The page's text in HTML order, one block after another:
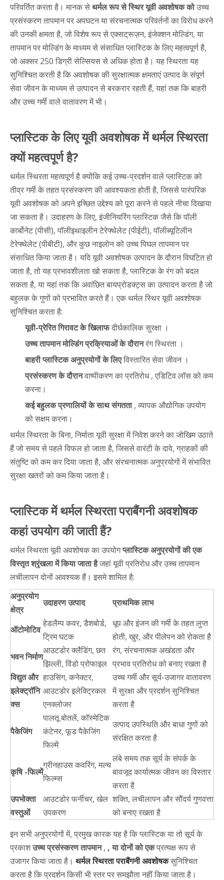
परिवर्तित करता है। मानक सेथर्मल रूप से स्थिर यूवी अवशोषक कोउच्च
प्रसंस्करण तापमान पर अपघटन या संरचनात्मक परिवर्तनों का विरोध करने
की उनकी क्षमता है, जो विशेष रूप से एक्सट्रूज़न, इंजेक्शन मोल्डिंग, या
तापमान पर मोल्डिंग के माध्यम से संसाधित प्लास्टिक के लिए महत्वपूर्ण है,
जो अक्सर 250 डिग्री सेल्सियस से अधिक होता है। यह स्थिरता यह
सुनिश्चित करती है कि अवशोषक की सुरक्षात्मक क्षमताएं उत्पाद के संपूर्ण
सेवा जीवन के माध्यम से उत्पादन से बरकरार रहती हैं, यहां तक कि बाहरी
और उच्च गर्मी वाले वातावरण में भी।
प्लास्टिक के लिए यूवी अवशोषक में थर्मल स्थिरता
क्यों महत्वपूर्ण है?
थर्मल स्थिरता महत्वपूर्ण है क्योंकि कई उच्च-प्रदर्शन वाले प्लास्टिक को
तीव्र गर्मी के तहत प्रसंस्करण की आवश्यकता होती है, जिससे पारंपरिक
यूवी अवशोषक को अपने इच्छित उद्देश्य को पूरा करने से पहले नीचा दिखाया
जा सकता है। उदाहरण के लिए, इंजीनियरिंग प्लास्टिक जैसे कि पॉली
कार्बोनेट (पीसी), पॉलीइथाइलीन टेरेफ्थेलेट (पीईटी), पॉलीब्यूटिलीन
टेरेफ्थेलेट (पीबीटी), और कुछ नाइलोन को उच्च पिघल तापमान पर
संसाधित किया जाता है। यदि यूवी अवशोषक उत्पादन के दौरान विघटित हो
जाता है, तो यह प्रभावशीलता खो सकता है, प्लास्टिक के रंग को बदल
सकता है, या यहां तक कि अवांछित बायप्रोडक्ट्स का उत्पादन करता है जो
बहुलक के गुणों को प्रभावित करते हैं। एक थर्मल स्थिर यूवी अवशोषक
सुनिश्चित करता है:
यूवी-प्रेरित गिरावट के खिलाफदीर्घकालिक सुरक्षा ।
उच्च तापमान मोल्डिंग प्रक्रियाओं के दौरानरंग स्थिरता ।
बाहरी प्लास्टिक अनुप्रयोगों के लिएविस्तारित सेवा जीवन ।
प्रसंस्करण के दौरानवाष्पीकरण का प्रतिरोध , एडिटिव लॉस को कम
करना।
कई बहुलक प्रणालियों के साथ संगतता, व्यापक औद्योगिक उपयोग
को सक्षम करना।
थर्मल स्थिरता के बिना, निर्माता यूवी सुरक्षा में निवेश करने का जोखिम उठाते
हैं जो समय से पहले विफल हो जाता है, जिससे वारंटी के दावे, ग्राहकों की
संतुष्टि को कम कर दिया जाता है, और संरचनात्मक अनुप्रयोगों में संभावित
सुरक्षा खतरों को कम किया जाता है।
प्लास्टिक में थर्मल स्थिरता पराबैंगनी अवशोषक
कहां उपयोग की जाती हैं?
थर्मल स्थिरता यूवी अवशोषक का उपयोगप्लास्टिक अनुप्रयोगों की एक
विस्तृत श्रृंखला में किया जाता हैजहां यूवी प्रतिरोध और उच्च तापमान
लचीलापन दोनों आवश्यक हैं। इसमे शामिल है:
अनुप्रयोग
क्षेत्र
उदाहरण उत्पाद प्राथमिक लाभ
ऑटोमोटिव
हेडलैम्प कवर, डैशबोर्ड,
ट्रिम घटक
धूप और इंजन की गर्मी के तहत लुप्त
होती, खुर, और पीलेपन को रोकता है
भवन निर्माण
आउटडोर क्लैडिंग, छत
झिल्ली, विंडो प्रोफाइल
रंग, संरचनात्मक अखंडता और
प्रभाव प्रतिरोध को बनाए रखता है
विद्युत और
इलेक्ट्रॉनि
क्स
हाउसिंग, कनेक्टर,
आउटडोर इलेक्ट्रिकल
एनक्लोजर
उच्च गर्मी और सूर्य-उजागर वातावरण
में सुरक्षा और प्रदर्शन सुनिश्चित
करता है
पैकेजिंग
पालतू बोतलें, कॉस्मेटिक
कंटेनर, फूड पैकेजिंग
फिल्में
उत्पाद उपस्थिति और बाधा गुणों को
संरक्षित करता है
कृषि -फिल्में
ग्रीनहाउस कवरिंग, मल्च
फिल्म्स
लंबे समय तक सूर्य के संपर्क के
बावजूद कार्यात्मक जीवन का विस्तार
करता है
उपभोक्ता
वस्तुओं
आउटडोर फर्नीचर, खेल
उपकरण
शक्ति, लचीलापन और सौंदर्य गुणवत्ता
को बनाए रखता है
इन सभी अनुप्रयोगों में, प्रमुख कारक यह है कि प्लास्टिक या तो सूर्य के
प्रकाशउच्च प्रसंस्करण तापमान, , या दोनों को एकप्रत्यक्ष रूप से
उजागर किया जाता है। थर्मल स्थिरता पराबैंगनी अवशोषकसुनिश्चित
करता है कि प्रदर्शन किसी भी स्तर पर समझौता नहीं किया जाता है।